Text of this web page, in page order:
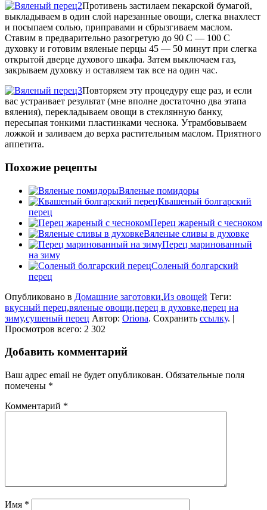
Противень застилаем пекарской бумагой,
выкладываем в один слой нарезанные овощи, слегка внахлест
и посыпаем солью, приправами и сбрызгиваем маслом.
Ставим в предварительно разогретую до 90 С — 100 С
духовку и готовим вяленые перцы 45 — 50 минут при слегка
открытой дверце духового шкафа. Затем выключаем газ,
закрываем духовку и оставляем так все на один час.
Повторяем эту процедуру еще раз, и если
вас устраивает результат (мне вполне достаточно два этапа
вяления), перекладываем овощи в стеклянную банку,
пересыпая тонкими пластинками чеснока. Утрамбовываем
ложкой и заливаем до верха растительным маслом. Приятного
аппетита.
Похожие рецепты
Вяленые помидоры
Квашеный болгарский
перец
Перец жареный с чесноком
Вяленые сливы в духовке
Перец маринованный
на зиму
Соленый болгарский
перец
Опубликовано в Домашние заготовки,Из овощей Теги:
вкусный перец,вяленые овощи,перец в духовке,перец на
зиму,сушеный перец Автор: Oriona. Сохранить ссылку. |
Просмотров всего: 2 302
Добавить комментарий
Ваш адрес email не будет опубликован. Обязательные поля
помечены *
Комментарий *
Имя *